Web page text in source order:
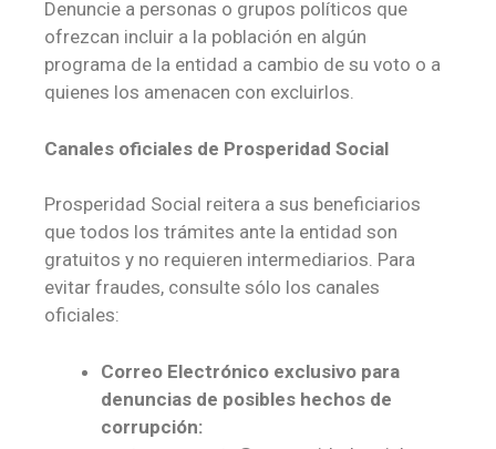
Denuncie a personas o grupos políticos que
ofrezcan incluir a la población en algún
programa de la entidad a cambio de su voto o a
quienes los amenacen con excluirlos.
Canales oficiales de Prosperidad Social
Prosperidad Social reitera a sus beneficiarios
que todos los trámites ante la entidad son
gratuitos y no requieren intermediarios. Para
evitar fraudes, consulte sólo los canales
oficiales:
Correo Electrónico exclusivo para
denuncias de posibles hechos de
corrupción: